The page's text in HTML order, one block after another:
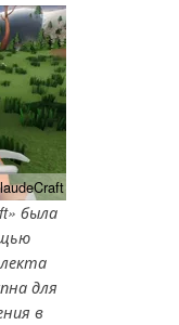
была
для
в